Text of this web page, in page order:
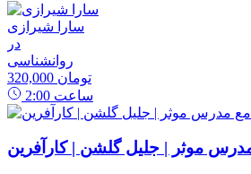
سارا شیرازی
در
روانشناسی
320,000 تومان
2:00 ساعت
موثر | جلیل گلشن | کارآفرین